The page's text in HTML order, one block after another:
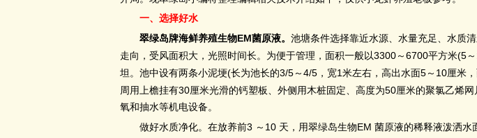
一、选择好水
翠绿岛牌海鲜养殖生物EM菌原液。 池塘条件选择靠近水源、水量充足、水质
走向，受风面积大，光照时间长。为便于管理，面积一般以3300 ～ 6700平方米(5 ～
坦。池中设有两条小泥埂(长为池长的3/5 ～ 4/5 ，宽1 米左右，高出水面5 ～ 10厘米
周用上檐挂有30厘米光滑的钙塑板、外侧用木桩固定、高度为50厘米的聚氯乙烯
氧和抽水等机电设备。
做好水质净化。在放养前3 ～ 10 天，用翠绿岛生物EM 菌原液的稀释液泼洒水